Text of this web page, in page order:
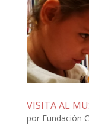
VISITA AL
por Fundación